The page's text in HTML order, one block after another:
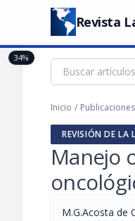
Revista
Inicio / Publicaciones
REVISIÓN DE LA
Manejo
M.G.Acosta de
34%